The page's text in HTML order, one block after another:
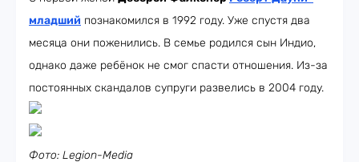
младший познакомился в 1992 году. Уже спустя два
месяца они поженились. В семье родился сын Индио,
однако даже ребёнок не смог спасти отношения. Из-за
постоянных скандалов супруги развелись в 2004 году.
Фото: Legion-Media